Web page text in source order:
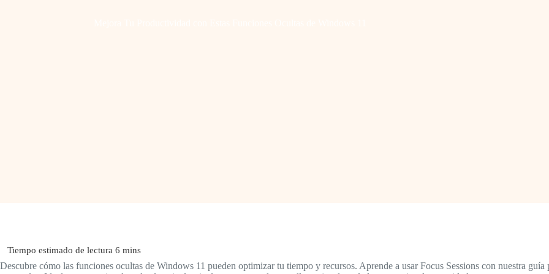
Descubre cómo las funciones ocultas de Windows 11 pueden optimizar tu tiempo y recursos. Aprende a usar Focus Sessions con nuestra guía